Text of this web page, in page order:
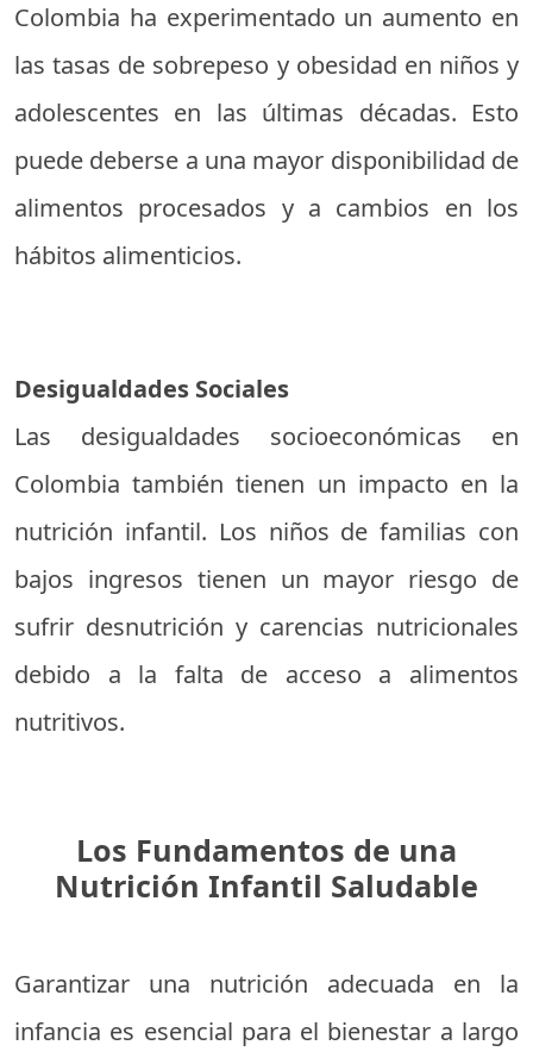
Colombia ha experimentado un aumento en
las tasas de sobrepeso y obesidad en niños y
adolescentes en las últimas décadas. Esto
puede deberse a una mayor disponibilidad de
alimentos procesados y a cambios en los
hábitos alimenticios.
Desigualdades Sociales
Las desigualdades socioeconómicas en
Colombia también tienen un impacto en la
nutrición infantil. Los niños de familias con
bajos ingresos tienen un mayor riesgo de
sufrir desnutrición y carencias nutricionales
debido a la falta de acceso a alimentos
nutritivos.
Los Fundamentos de una
Nutrición Infantil Saludable
Garantizar una nutrición adecuada en la
infancia es esencial para el bienestar a largo